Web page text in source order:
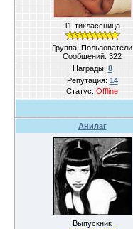
11-тиклассница
Группа: Пользователи
Сообщений: 322
Награды: 8
Репутация: 14
Статус: Offline
Анилаг
Выпускник